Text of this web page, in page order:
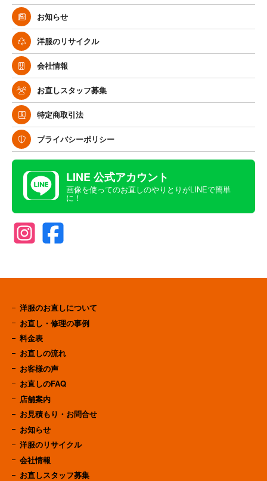
お知らせ
洋服のリサイクル
会社情報
お直しスタッフ募集
特定商取引法
プライバシーポリシー
LINE 公式アカウント
画像を使ってのお直しのやりとりがLINEで簡単
に！
洋服のお直しについて
お直し・修理の事例
料金表
お直しの流れ
お客様の声
お直しのFAQ
店舗案内
お見積もり・お問合せ
お知らせ
洋服のリサイクル
会社情報
お直しスタッフ募集